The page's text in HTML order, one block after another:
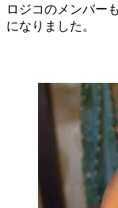
ロジコのメンバー
になりました。